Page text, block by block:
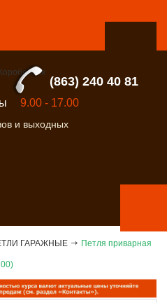
(863) 240 40 81
9.00 - 17.00
и выходных
ГАРАЖНЫЕ Петля приварная